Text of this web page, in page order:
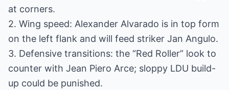
at corners.
2. Wing speed: Alexander Alvarado is in top form
on the left flank and will feed striker Jan Angulo.
3. Defensive transitions: the “Red Roller” look to
counter with Jean Piero Arce; sloppy LDU build-
up could be punished.